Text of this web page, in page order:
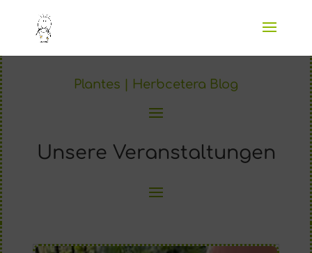
Plantes | Herbcetera Blog
Unsere Veranstaltungen